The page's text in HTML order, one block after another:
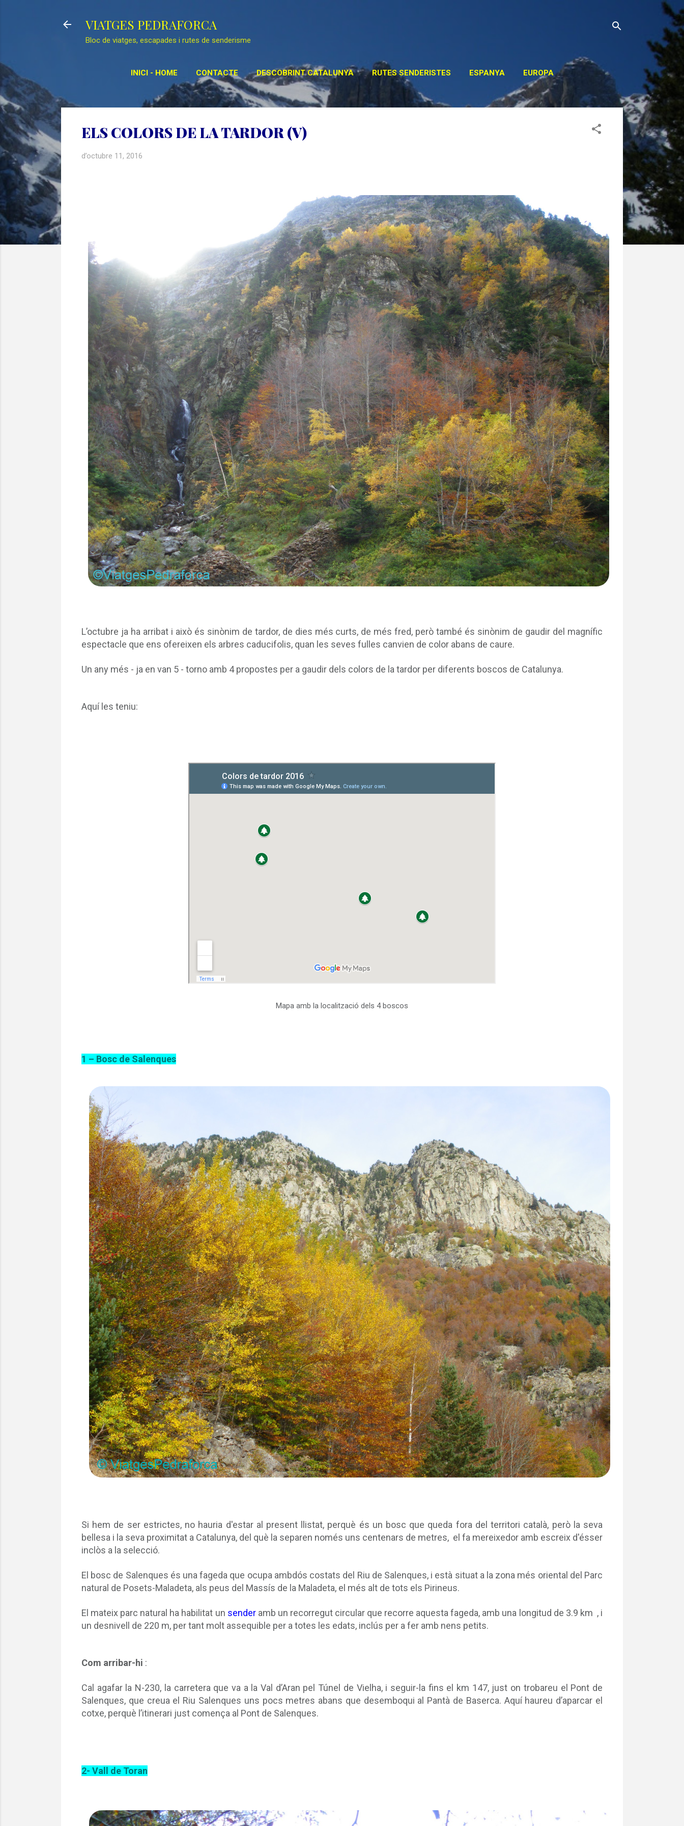
VIATGES PEDRAFORCA
Bloc de viatges, escapades i rutes de senderisme
INICI - HOME CONTACTE DESCOBRINT CATALUNYA RUTES SENDERISTES ESPANYA EUROPA
RESTA DEL MÓN POSTS ESPECIALS ENLLAÇOS
ELS COLORS DE LA TARDOR (V)
d’octubre 11, 2016
L’octubre ja ha arribat i això és sinònim de tardor, de dies més curts, de més fred, però també és sinònim de gaudir del magnífic
espectacle que ens ofereixen els arbres caducifolis, quan les seves fulles canvien de color abans de caure.
Un any més - ja en van 5 - torno amb 4 propostes per a gaudir dels colors de la tardor per diferents boscos de Catalunya.
Aquí les teniu:
Mapa amb la localització dels 4 boscos
1 – Bosc de Salenques
Si hem de ser estrictes, no hauria d'estar al present llistat, perquè és un bosc que queda fora del territori català, però la seva
bellesa i la seva proximitat a Catalunya, del què la separen només uns centenars de metres, el fa mereixedor amb escreix d'ésser
inclòs a la selecció.
El bosc de Salenques és una fageda que ocupa ambdós costats del Riu de Salenques, i està situat a la zona més oriental del Parc
natural de Posets-Maladeta, als peus del Massís de la Maladeta, el més alt de tots els Pirineus.
El mateix parc natural ha habilitat un senderamb un recorregut circular que recorre aquesta fageda, amb una longitud de 3.9 km , i
un desnivell de 220 m, per tant molt assequible per a totes les edats, inclús per a fer amb nens petits.
Com arribar-hi :
Cal agafar la N-230, la carretera que va a la Val d’Aran pel Túnel de Vielha, i seguir-la fins el km 147, just on trobareu el Pont de
Salenques, que creua el Riu Salenques uns pocs metres abans que desemboqui al Pantà de Baserca. Aquí haureu d’aparcar el
cotxe, perquè l’itinerari just comença al Pont de Salenques.
2- Vall de Toran